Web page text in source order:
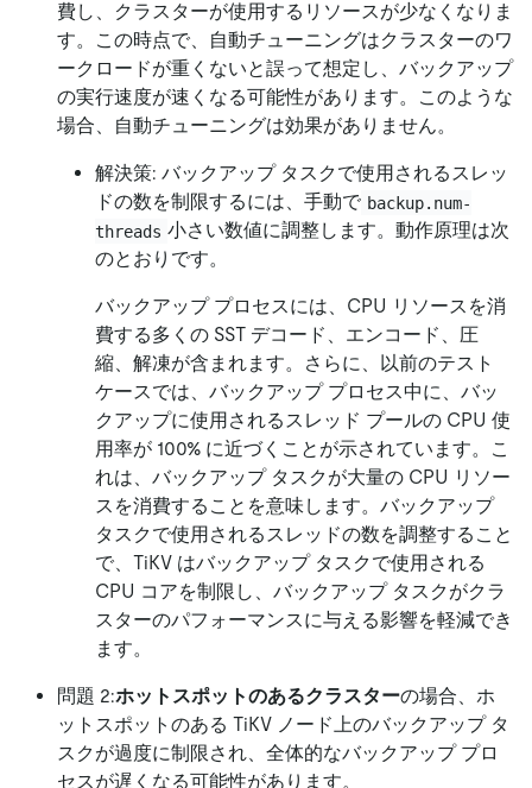
費し、クラスターが使用するリソースが少なくなりま
す。この時点で、自動チューニングはクラスターのワ
ークロードが重くないと誤って想定し、バックアップ
の実行速度が速くなる可能性があります。このような
場合、自動チューニングは効果がありません。
解決策: バックアップ タスクで使用されるスレッ
ドの数を制限するには、手動で backup.num-
threads 小さい数値に調整します。動作原理は次
のとおりです。
バックアップ プロセスには、CPU リソースを消
費する多くの SST デコード、エンコード、圧
縮、解凍が含まれます。さらに、以前のテスト
ケースでは、バックアップ プロセス中に、バッ
クアップに使用されるスレッド プールの CPU 使
用率が 100% に近づくことが示されています。こ
れは、バックアップ タスクが大量の CPU リソー
スを消費することを意味します。バックアップ
タスクで使用されるスレッドの数を調整すること
で、TiKV はバックアップ タスクで使用される
CPU コアを制限し、バックアップ タスクがクラ
スターのパフォーマンスに与える影響を軽減でき
ます。
問題 2:ホットスポットのあるクラスターの場合、ホ
ットスポットのある TiKV ノード上のバックアップ タ
スクが過度に制限され、全体的なバックアップ プロ
セスが遅くなる可能性があります。